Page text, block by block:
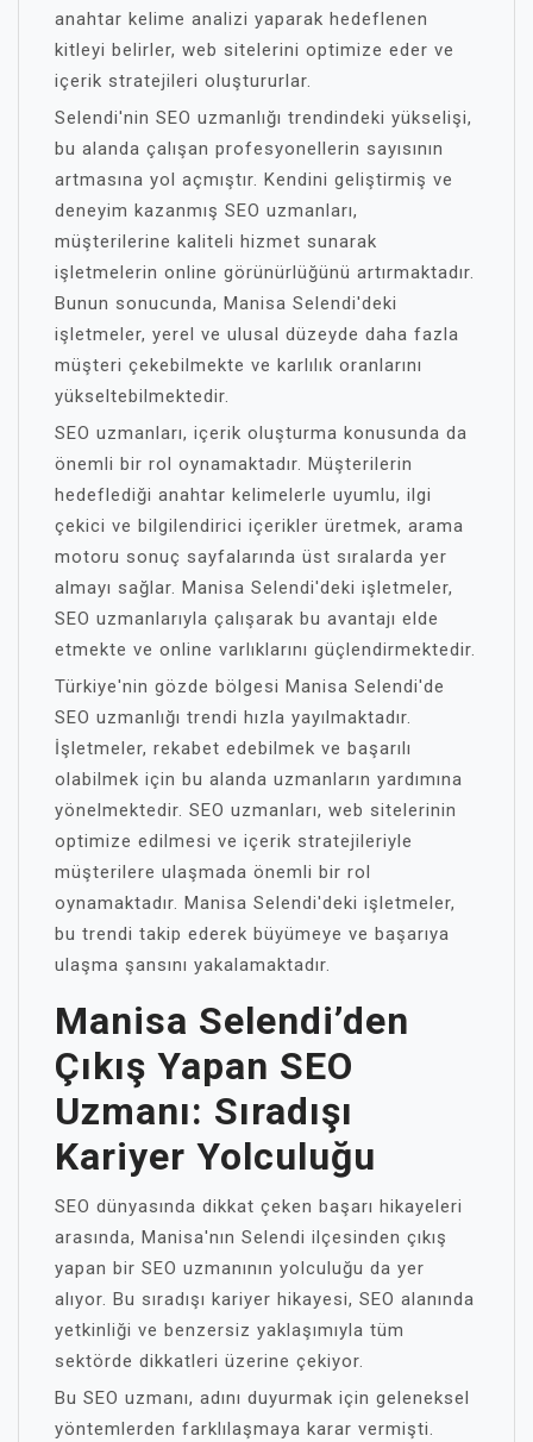
anahtar kelime analizi yaparak hedeflenen
kitleyi belirler, web sitelerini optimize eder ve
içerik stratejileri oluştururlar.
Selendi'nin SEO uzmanlığı trendindeki yükselişi,
bu alanda çalışan profesyonellerin sayısının
artmasına yol açmıştır. Kendini geliştirmiş ve
deneyim kazanmış SEO uzmanları,
müşterilerine kaliteli hizmet sunarak
işletmelerin online görünürlüğünü artırmaktadır.
Bunun sonucunda, Manisa Selendi'deki
işletmeler, yerel ve ulusal düzeyde daha fazla
müşteri çekebilmekte ve karlılık oranlarını
yükseltebilmektedir.
SEO uzmanları, içerik oluşturma konusunda da
önemli bir rol oynamaktadır. Müşterilerin
hedeflediği anahtar kelimelerle uyumlu, ilgi
çekici ve bilgilendirici içerikler üretmek, arama
motoru sonuç sayfalarında üst sıralarda yer
almayı sağlar. Manisa Selendi'deki işletmeler,
SEO uzmanlarıyla çalışarak bu avantajı elde
etmekte ve online varlıklarını güçlendirmektedir.
Türkiye'nin gözde bölgesi Manisa Selendi'de
SEO uzmanlığı trendi hızla yayılmaktadır.
İşletmeler, rekabet edebilmek ve başarılı
olabilmek için bu alanda uzmanların yardımına
yönelmektedir. SEO uzmanları, web sitelerinin
optimize edilmesi ve içerik stratejileriyle
müşterilere ulaşmada önemli bir rol
oynamaktadır. Manisa Selendi'deki işletmeler,
bu trendi takip ederek büyümeye ve başarıya
ulaşma şansını yakalamaktadır.
Manisa Selendi’den
Çıkış Yapan SEO
Uzmanı: Sıradışı
Kariyer Yolculuğu
SEO dünyasında dikkat çeken başarı hikayeleri
arasında, Manisa'nın Selendi ilçesinden çıkış
yapan bir SEO uzmanının yolculuğu da yer
alıyor. Bu sıradışı kariyer hikayesi, SEO alanında
yetkinliği ve benzersiz yaklaşımıyla tüm
sektörde dikkatleri üzerine çekiyor.
Bu SEO uzmanı, adını duyurmak için geleneksel
yöntemlerden farklılaşmaya karar vermişti.